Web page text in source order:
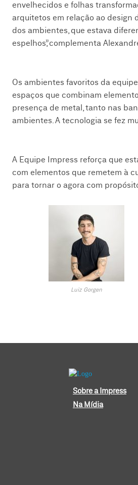
envelhecidos e folhas
arquitetos em relação ao design
dos ambientes, que estava
espelhos”, complementa
Os ambientes favoritos da
espaços que combinam
presença de metal, tanto nas
ambientes. A tecnologia se fez
A Equipe Impress reforça que
com elementos que remetem à
para tornar o agora com
Luiz Gorgen
Sobre a Impress
Na Mídia